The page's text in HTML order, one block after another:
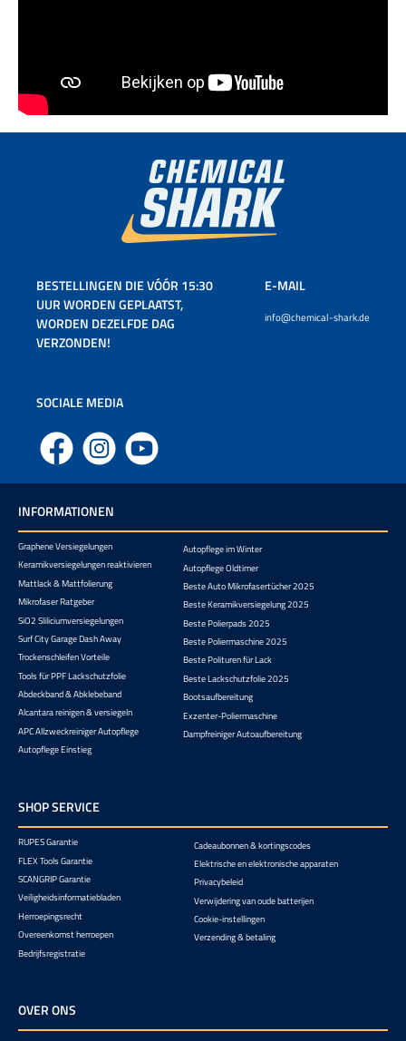
BESTELLINGEN DIE VÓÓR 15:30
UUR WORDEN GEPLAATST,
WORDEN DEZELFDE DAG
VERZONDEN!
E-MAIL
info@chemical-shark.de
SOCIALE MEDIA
Facebook Instagram YouTube
INFORMATIONEN
Graphene Versiegelungen
Keramikversiegelungen reaktivieren
Mattlack & Mattfolierung
Mikrofaser Ratgeber
SiO2 Sliliciumversiegelungen
Surf City Garage Dash Away
Trockenschleifen Vorteile
Tools für PPF Lackschutzfolie
Abdeckband & Abklebeband
Alcantara reinigen & versiegeln
APC Allzweckreiniger Autopflege
Autopflege Einstieg
Autopflege im Winter
Autopflege Oldtimer
Beste Auto Mikrofasertücher 2025
Beste Keramikversiegelung 2025
Beste Polierpads 2025
Beste Poliermaschine 2025
Beste Polituren für Lack
Beste Lackschutzfolie 2025
Bootsaufbereitung
Exzenter-Poliermaschine
Dampfreiniger Autoaufbereitung
SHOP SERVICE
RUPES Garantie
FLEX Tools Garantie
SCANGRIP Garantie
Veiligheidsinformatiebladen
Herroepingsrecht
Overeenkomst herroepen
Bedrijfsregistratie
Cadeaubonnen & kortingscodes
Elektrische en elektronische apparaten
Privacybeleid
Verwijdering van oude batterijen
Cookie-instellingen
Verzending & betaling
OVER ONS